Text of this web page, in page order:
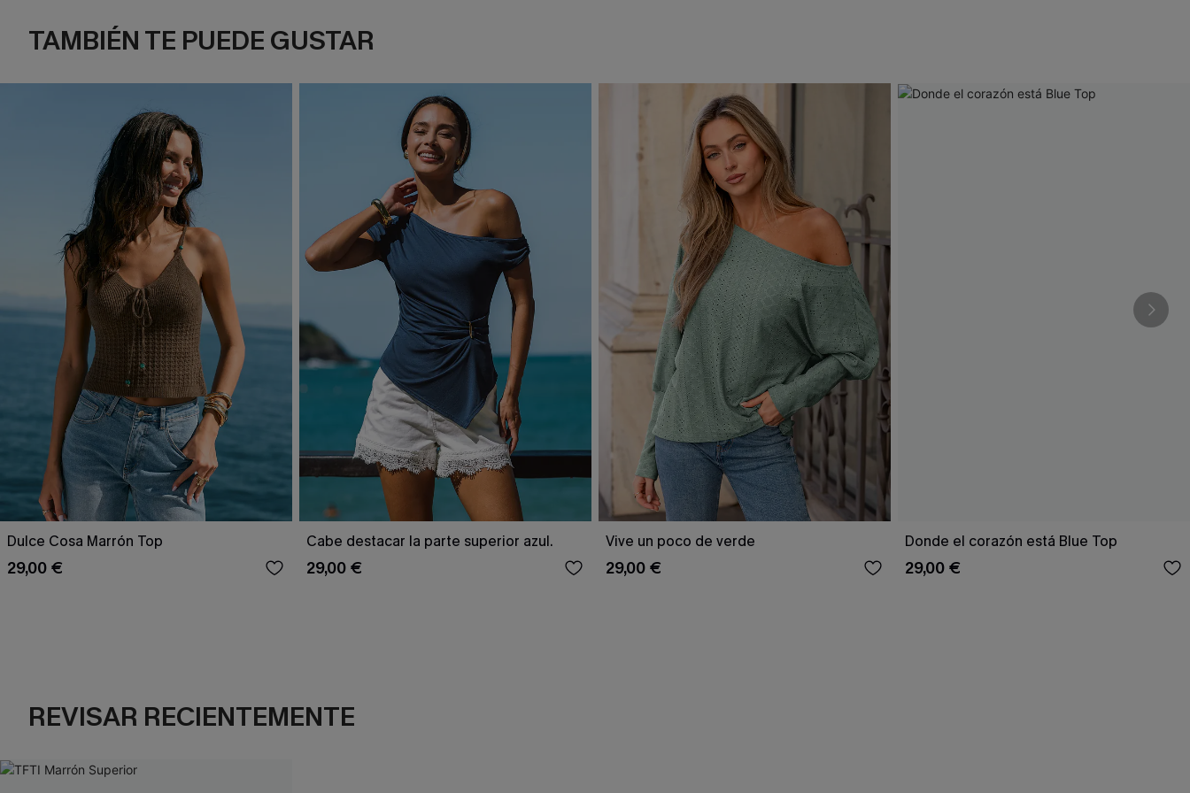
TAMBIÉN TE PUEDE GUSTAR
Dulce Cosa Marrón Top
29,00 €
Cabe destacar la parte superior azul.
29,00 €
Vive un poco de verde
29,00 €
Donde el corazón está Blue Top
29,00 €
REVISAR RECIENTEMENTE